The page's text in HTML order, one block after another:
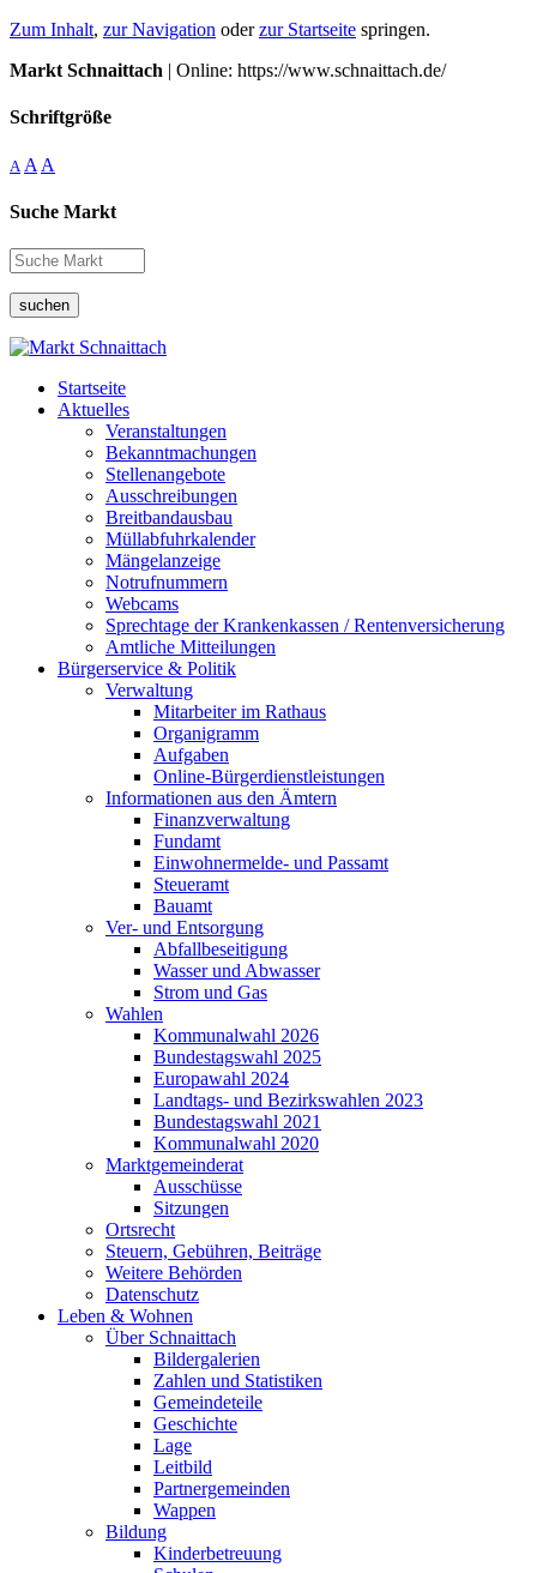
Zum Inhalt, zur Navigation oderzur Startseite springen.
Markt Schnaittach | Online: https://www.schnaittach.de/
Schriftgröße
A A A
Suche Markt
suchen
Startseite
Aktuelles
Veranstaltungen
Bekanntmachungen
Stellenangebote
Ausschreibungen
Breitbandausbau
Müllabfuhrkalender
Mängelanzeige
Notrufnummern
Webcams
Sprechtage der Krankenkassen / Rentenversicherung
Amtliche Mitteilungen
Bürgerservice & Politik
Verwaltung
Mitarbeiter im Rathaus
Organigramm
Aufgaben
Online-Bürgerdienstleistungen
Informationen aus den Ämtern
Finanzverwaltung
Fundamt
Einwohnermelde- und Passamt
Steueramt
Bauamt
Ver- und Entsorgung
Abfallbeseitigung
Wasser und Abwasser
Strom und Gas
Wahlen
Kommunalwahl 2026
Bundestagswahl 2025
Europawahl 2024
Landtags- und Bezirkswahlen 2023
Bundestagswahl 2021
Kommunalwahl 2020
Marktgemeinderat
Ausschüsse
Sitzungen
Ortsrecht
Steuern, Gebühren, Beiträge
Weitere Behörden
Datenschutz
Leben & Wohnen
Über Schnaittach
Bildergalerien
Zahlen und Statistiken
Gemeindeteile
Geschichte
Lage
Leitbild
Partnergemeinden
Wappen
Bildung
Kinderbetreuung